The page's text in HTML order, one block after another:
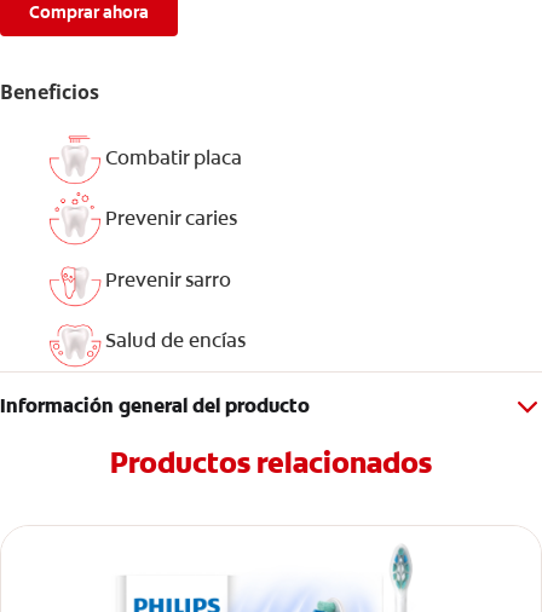
Comprar ahora
Beneficios
Combatir placa
Prevenir caries
Prevenir sarro
Salud de encías
Información general del producto
Productos relacionados